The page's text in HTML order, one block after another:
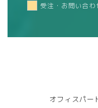
受注・お問い合わ
オフィスパー